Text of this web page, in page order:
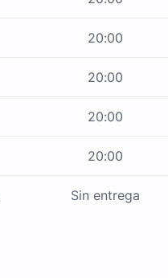
20:00
20:00
20:00
20:00
Sin entrega